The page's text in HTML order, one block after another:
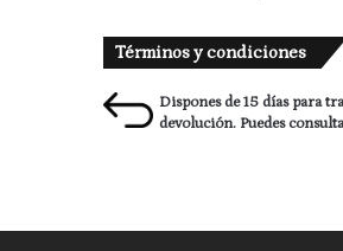
Términos y condiciones
Dispones de 15 días para
devolución. Puedes